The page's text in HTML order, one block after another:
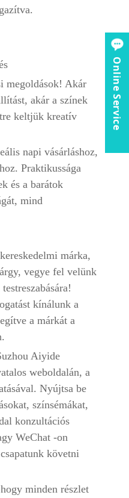
megoldások! Akár
akár a színek
keltjük kreatív
napi vásárláshoz,
Praktikussága
és a barátok
mind
márka,
vegye fel velünk
kínálunk a
a márkát a
Aiyide
weboldalán, a
Nyújtsa be
színsémákat,
konzultációs
WeChat -on
követni
minden részlet
Online Service